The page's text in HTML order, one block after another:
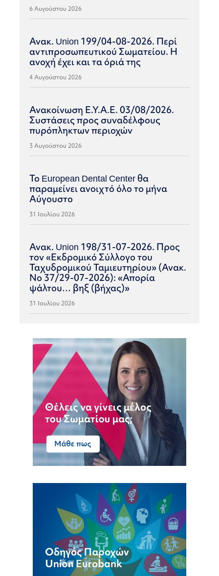
6 Αυγούστου 2026
Ανακ. Union 199/04-08-2026. Περί
αντιπροσωπευτικού Σωματείου. Η
ανοχή έχει και τα όριά της
4 Αυγούστου 2026
Ανακοίνωση Ε.Υ.Α.Ε. 03/08/2026.
Συστάσεις προς συναδέλφους
πυρόπληκτων περιοχών
3 Αυγούστου 2026
Το European Dental Center θα
παραμείνει ανοιχτό όλο το μήνα
Αύγουστο
31 Ιουλίου 2026
Ανακ. Union 198/31-07-2026. Προς
τον «Εκδρομικό Σύλλογο του
Ταχυδρομικού Ταμιευτηρίου» (Ανακ.
Νο 37/29-07-2026): «Απορία
ψάλτου… βηξ (βήχας)»
31 Ιουλίου 2026